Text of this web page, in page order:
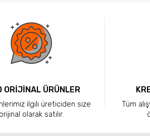
ORİJİNAL ÜRÜNLER
ilgili üreticiden size
orijinal olarak satılır.
Tüm